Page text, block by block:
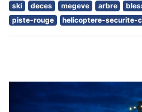
ski deces megeve arbre
piste-rouge
helicoptere-securite-